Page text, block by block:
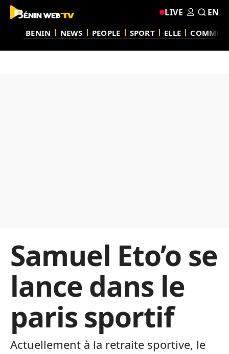
BENIN NEWS PEOPLE SPORT ELLE
LIVE EN
Samuel Eto’o se
lance dans le
paris sportif
Actuellement à la retraite sportive, le